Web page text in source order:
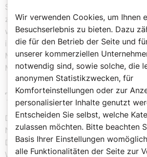
Schmuck am Grabe des hl. Leopold
zum großen 800-Jahr-Jubiläum des
wurde der heutige Reliquienschrein
in seiner äußeren Form an einem
Meister Nikolaus von Verdun
Marienschrein in Tournai.
Theologisches Konzept
Der Verduner Altar stellt auf höchstem
Niveau Szenen aus dem Alten und
Das geistige - theologische
Widmungsinschrift heißt:
Wir verwenden Cookies, um Ihnen
Besuchserlebnis zu bieten. Dazu
die für den Betrieb der Seite und
unserer kommerziellen
notwendig sind, sowie solche, die
anonymen Statistikzwecken, für
Komforteinstellungen oder zur
personalisierter Inhalte genutzt
Entscheiden Sie selbst, welche
zulassen möchten. Bitte beachten
Basis Ihrer Einstellungen
alle Funktionalitäten der Seite zur